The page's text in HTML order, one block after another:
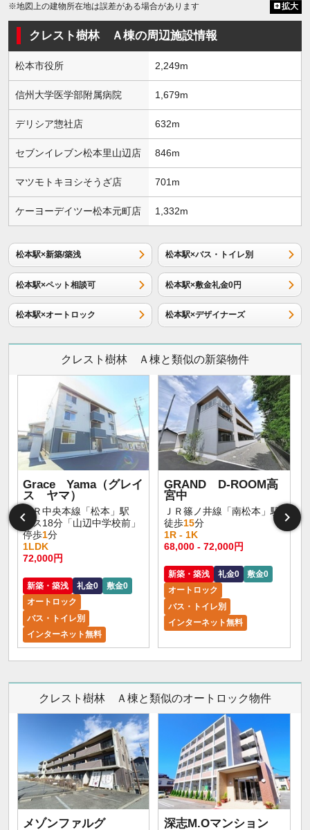
※地図上の建物所在地は誤差がある場合があります 拡大
クレスト樹林 Ａ棟の周辺施設情報
松本市役所 2,249m
信州大学医学部附属病院 1,679m
デリシア惣社店 632m
セブンイレブン松本里山辺店 846m
マツモトキヨシそうざ店 701m
ケーヨーデイツー松本元町店 1,332m
松本駅×新築/築浅 松本駅×バス・トイレ別
松本駅×ペット相談可 松本駅×敷金礼金0円
松本駅×オートロック 松本駅×デザイナーズ
クレスト樹林 Ａ棟と類似の新築物件
Grace Yama（グレイ
ス ヤマ）
ＪＲ中央本線「松本」駅
バス18分「山辺中学校前」
停歩1分
1LDK
72,000円
新築・築浅 礼金0
敷金0
オートロック
バス・トイレ別
インターネット無料
GRAND D-ROOM高
宮中
ＪＲ篠ノ井線「南松本」駅
徒歩15分
1R - 1K
68,000 - 72,000円
新築・築浅 礼金0
敷金0
オートロック
バス・トイレ別
インターネット無料
クレスト樹林 Ａ棟と類似のオートロック物件
メゾンファルグ 深志M.Oマンション